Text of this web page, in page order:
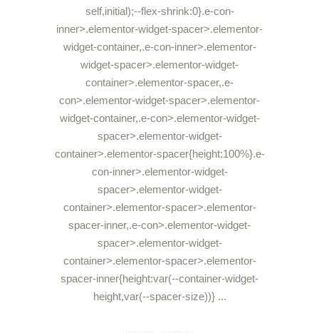
self,initial);--flex-shrink:0}.e-con-
inner>.elementor-widget-spacer>.elementor-
widget-container,.e-con-inner>.elementor-
widget-spacer>.elementor-widget-
container>.elementor-spacer,.e-
con>.elementor-widget-spacer>.elementor-
widget-container,.e-con>.elementor-widget-
spacer>.elementor-widget-
container>.elementor-spacer{height:100%}.e-
con-inner>.elementor-widget-
spacer>.elementor-widget-
container>.elementor-spacer>.elementor-
spacer-inner,.e-con>.elementor-widget-
spacer>.elementor-widget-
container>.elementor-spacer>.elementor-
spacer-inner{height:var(--container-widget-
height,var(--spacer-size))}